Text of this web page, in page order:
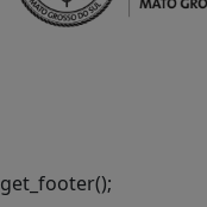
get_footer();